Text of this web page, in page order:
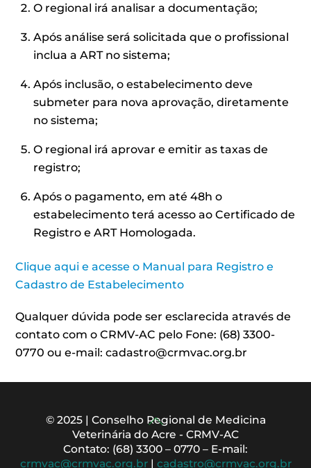
O regional irá analisar a documentação;
Após análise será solicitada que o profissional
inclua a ART no sistema;
Após inclusão, o estabelecimento deve
submeter para nova aprovação, diretamente
no sistema;
O regional irá aprovar e emitir as taxas de
registro;
Após o pagamento, em até 48h o
estabelecimento terá acesso ao Certificado de
Registro e ART Homologada.
Clique aqui e acesse o Manual para Registro e
Cadastro de Estabelecimento
Qualquer dúvida pode ser esclarecida através de
contato com o CRMV-AC pelo Fone: (68) 3300-
0770 ou e-mail: cadastro@crmvac.org.br
Back
To
Top
© 2025 | Conselho Regional de Medicina
Veterinária do Acre - CRMV-AC
Contato: (68) 3300 – 0770 – E-mail:
crmvac@crmvac.org.br| cadastro@crmvac.org.br